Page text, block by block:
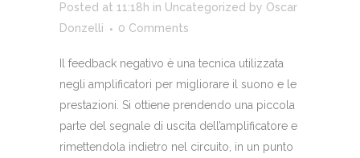
Posted at 11:18h in Uncategorized by Oscar
Donzelli
0 Comments
Il feedback negativo è una tecnica utilizzata
negli amplificatori per migliorare il suono e le
prestazioni. Si ottiene prendendo una piccola
parte del segnale di uscita dell’amplificatore e
rimettendola indietro nel circuito, in un punto